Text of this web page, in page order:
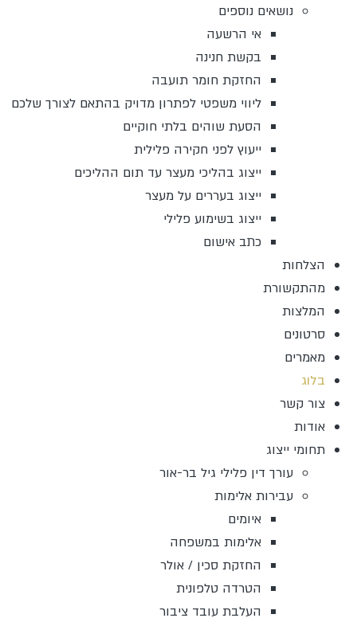
נושאים נוספים
אי הרשעה
בקשת חנינה
החזקת חומר תועבה
ליווי משפטי לפתרון מדויק בהתאם לצורך שלכם
הסעת שוהים בלתי חוקיים
ייעוץ לפני חקירה פלילית
ייצוג בהליכי מעצר עד תום ההליכים
ייצוג בעררים על מעצר
ייצוג בשימוע פלילי
כתב אישום
הצלחות
מהתקשורת
המלצות
סרטונים
מאמרים
בלוג
צור קשר
אודות
תחומי ייצוג
עורך דין פלילי גיל בר-אור
עבירות אלימות
איומים
אלימות במשפחה
החזקת סכין / אולר
הטרדה טלפונית
העלבת עובד ציבור